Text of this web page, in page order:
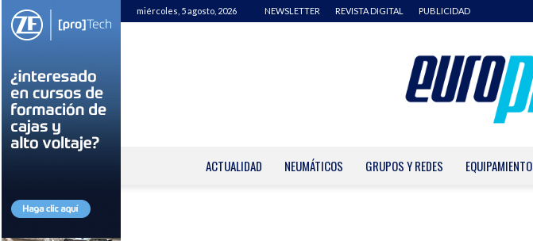
miércoles, 5 agosto, 2026 NEWSLETTER REVISTA DIGITAL PUBLICIDAD
ACTUALIDAD NEUMÁTICOS GRUPOS Y REDES EQUIPAMIENTO